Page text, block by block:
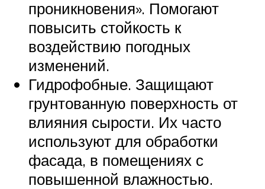
проникновения». Помогают
повысить стойкость к
воздействию погодных
изменений.
Гидрофобные. Защищают
грунтованную поверхность от
влияния сырости. Их часто
используют для обработки
фасада, в помещениях с
повышенной влажностью.